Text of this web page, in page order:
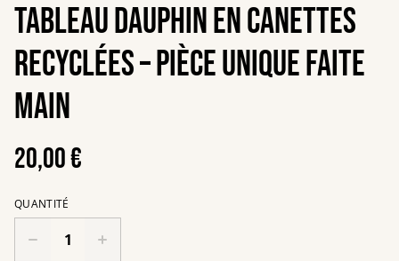
Tableau Dauphin en canettes
recyclées – Pièce unique faite
main
20,00 €
QUANTITÉ